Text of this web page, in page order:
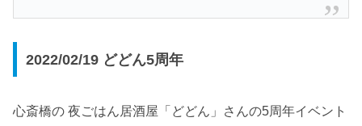
2022/02/19 どどん5周年
心斎橋の 夜ごはん居酒屋「どどん」さんの5周年イベント